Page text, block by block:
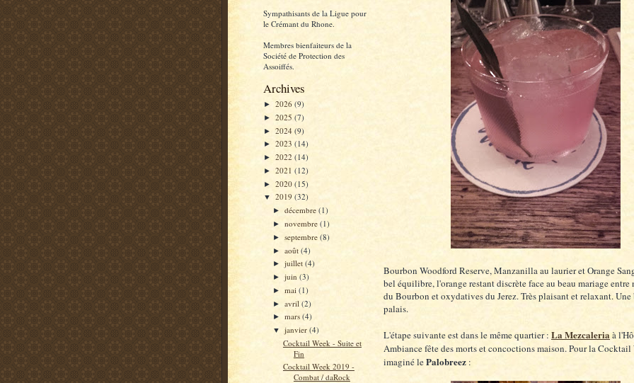
Sympathisants de la Ligue pour
le Crémant du Rhone.
Membres bienfaiteurs de la
Société de Protection des
Assoiffés.
Archives
► 2026 (9)
► 2025 (7)
► 2024 (9)
► 2023 (14)
► 2022 (14)
► 2021 (12)
► 2020 (15)
▼ 2019 (32)
►décembre(1)
►novembre(1)
►septembre(8)
►août(4)
►juillet(4)
►juin(3)
►mai(1)
►avril(2)
►mars(4)
▼janvier(4)
Cocktail Week - Suite et
Fin
Cocktail Week 2019 -
Combat / daRock
Bourbon Woodford Reserve, Manzanilla au laurier et Orange
bel équilibre, l'orange restant discrète face au beau mariage entre
du Bourbon et oxydatives du Jerez. Très plaisant et relaxant.
palais.
L'étape suivante est dans le même quartier : La Mezcaleriaà
Ambiance fête des morts et concoctions maison. Pour la
imaginé lePalobreez :